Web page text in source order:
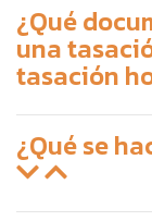
¿Qué
una
tasación
¿Qué se